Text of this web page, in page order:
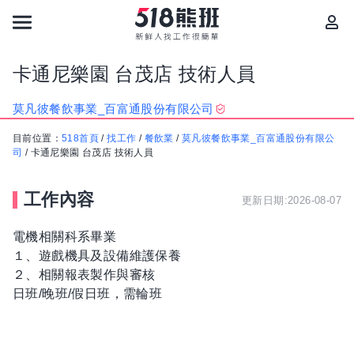
卡通尼樂園 台茂店 技術人員
莫凡彼餐飲事業_百富通股份有限公司
目前位置： 518首頁 /找工作 / 餐飲業 /莫凡彼餐飲事業_百富通股份有限公
司 / 卡通尼樂園 台茂店 技術人員
工作內容 更新日期:2026-08-07
電機相關科系畢業
１、遊戲機具及設備維護保養
２、相關報表製作與審核
日班/晚班/假日班，需輪班